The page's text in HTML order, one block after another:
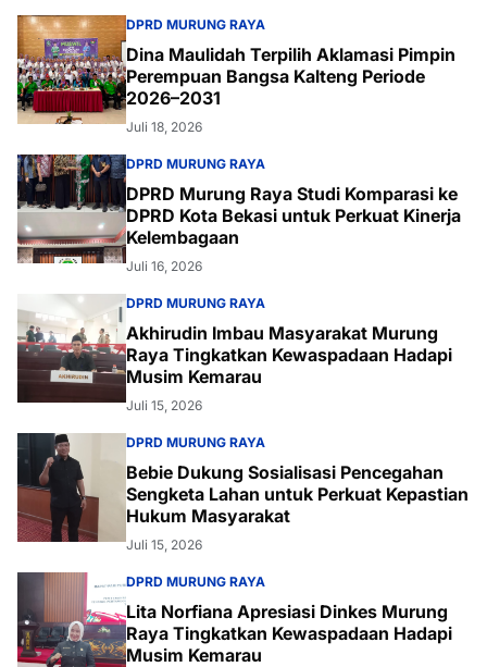
DPRD MURUNG RAYA
Dina Maulidah Terpilih Aklamasi Pimpin
Perempuan Bangsa Kalteng Periode
2026–2031
Juli 18, 2026
DPRD MURUNG RAYA
DPRD Murung Raya Studi Komparasi ke
DPRD Kota Bekasi untuk Perkuat Kinerja
Kelembagaan
Juli 16, 2026
DPRD MURUNG RAYA
Akhirudin Imbau Masyarakat Murung
Raya Tingkatkan Kewaspadaan Hadapi
Musim Kemarau
Juli 15, 2026
DPRD MURUNG RAYA
Bebie Dukung Sosialisasi Pencegahan
Sengketa Lahan untuk Perkuat Kepastian
Hukum Masyarakat
Juli 15, 2026
DPRD MURUNG RAYA
Lita Norfiana Apresiasi Dinkes Murung
Raya Tingkatkan Kewaspadaan Hadapi
Musim Kemarau